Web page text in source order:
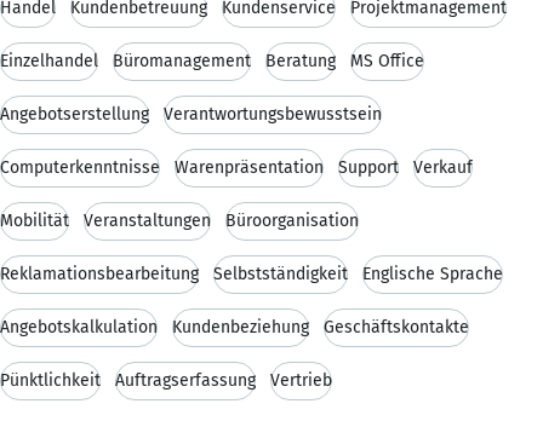
Handel Kundenbetreuung Kundenservice Projektmanagement
Einzelhandel Büromanagement Beratung MS Office
Angebotserstellung Verantwortungsbewusstsein
Computerkenntnisse Warenpräsentation Support Verkauf
Mobilität Veranstaltungen Büroorganisation
Reklamationsbearbeitung Selbstständigkeit Englische Sprache
Angebotskalkulation Kundenbeziehung Geschäftskontakte
Pünktlichkeit Auftragserfassung Vertrieb